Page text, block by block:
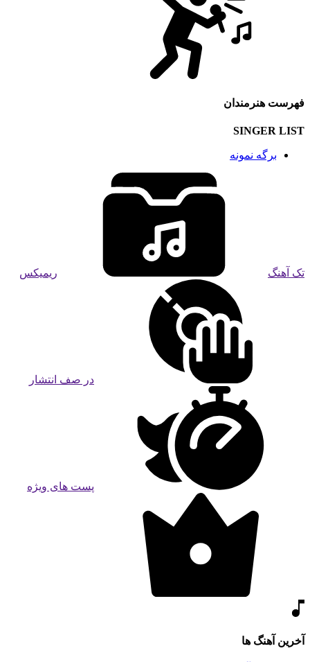
فهرست هنرمندان
SINGER LIST
برگه نمونه
تک آهنگ ریمیکس
در صف انتشار
پست های ویژه
آخرین آهنگ ها